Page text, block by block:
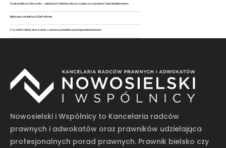
Dział spadku w Cieszynie – unikaj tych 3 błędów, aby przyspieszyć sprawę w Sądzie Rejonowym
Elektroniczne faktury KSeF w firmie
Czy warto i kiedy skorzystać z pomocy prawnika w postępowaniu karnym
Nowosielski i Wspólnicy to Kancelaria radców
prawnych i adwokatów oraz prawników udzielająca
profesjonalnych porad prawnych. Prawnik bielsko czy